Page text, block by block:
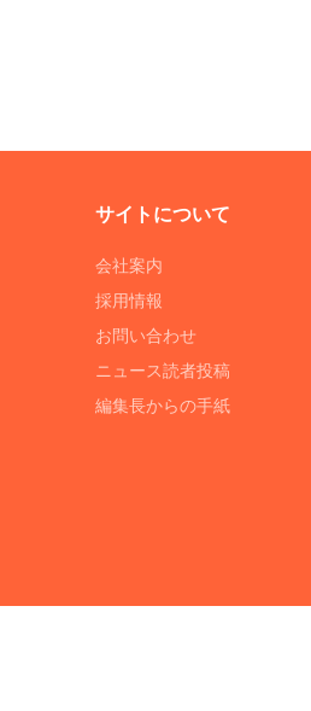
サイトについて
会社案内
採用情報
お問い合わせ
ニュース読者投稿
編集長からの手紙